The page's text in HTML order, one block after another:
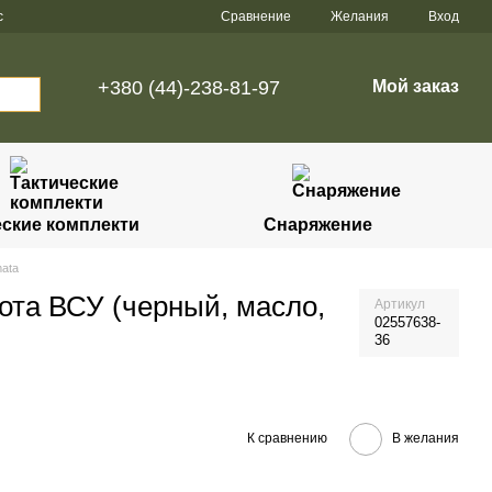
Сравнение Желания Вход
+380 (44)-238-81-97 Мой заказ
комплекти Снаряжение
ВСУ (черный, масло, Артикул
02557638-
36
К сравнению В желания